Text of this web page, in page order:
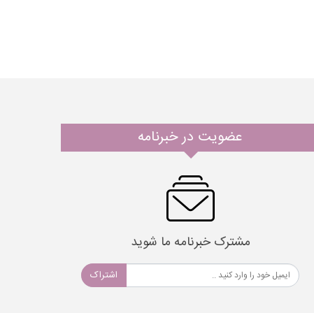
عضویت در خبرنامه
مشترک خبرنامه ما شوید
اشتراک